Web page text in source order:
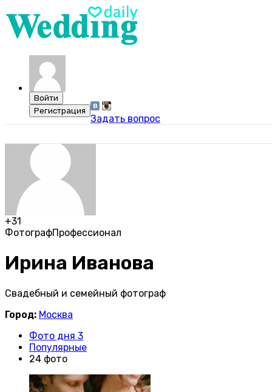
Задать вопрос
+31
ФотографПрофессионал
Ирина Иванова
Свадебный и семейный фотограф
Город: Москва
Фото дня 3
Популярные
24 фото